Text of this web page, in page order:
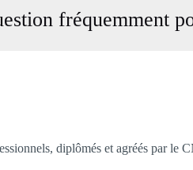
fréquemment
diplômés et agréés par le